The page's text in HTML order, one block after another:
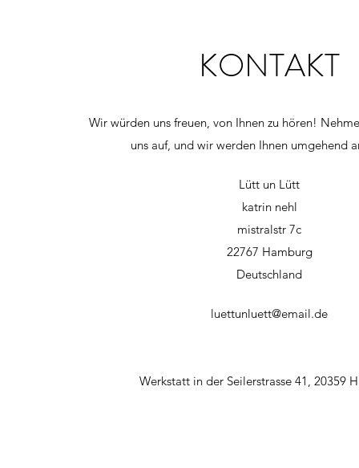
KONTAKT
Wir würden uns freuen, von Ihnen zu hören!
uns auf, und wir werden Ihnen umgehend
Lütt un Lütt
katrin nehl
mistralstr 7c
22767 Hamburg
Deutschland
luettunluett@email.de
Werkstatt in der Seilerstrasse 41, 20359